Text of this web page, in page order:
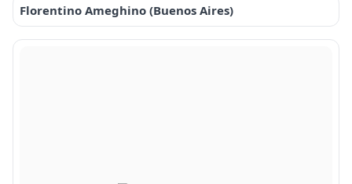
Florentino Ameghino (Buenos Aires)